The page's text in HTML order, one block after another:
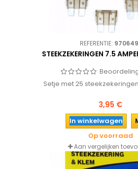
REFERENTIE:
STEEKZEKERINGEN 7.5
Setje met 25
3,95 €
In winkelwagen
Op voorraad
Aan vergelijken